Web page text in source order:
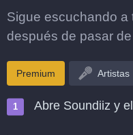
Sigue escuchando a
después de pasar
Premium Artistas
Abre Soundiiz y